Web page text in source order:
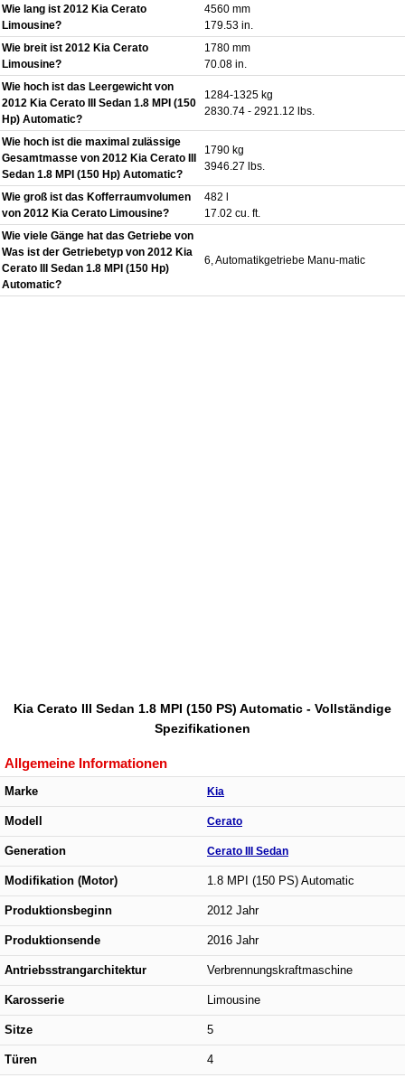
Wie lang ist 2012 Kia Cerato
Limousine?
4560 mm
179.53 in.
Wie breit ist 2012 Kia Cerato
Limousine?
1780 mm
70.08 in.
Wie hoch ist das Leergewicht von
2012 Kia Cerato III Sedan 1.8 MPI (150
Hp) Automatic?
1284-1325 kg
2830.74 - 2921.12 lbs.
Wie hoch ist die maximal zulässige
Gesamtmasse von 2012 Kia Cerato III
Sedan 1.8 MPI (150 Hp) Automatic?
1790 kg
3946.27 lbs.
Wie groß ist das Kofferraumvolumen
von 2012 Kia Cerato Limousine?
482 l
17.02 cu. ft.
Wie viele Gänge hat das Getriebe von
Was ist der Getriebetyp von 2012 Kia
Cerato III Sedan 1.8 MPI (150 Hp)
Automatic?
6, Automatikgetriebe Manu-matic
Kia Cerato III Sedan 1.8 MPI (150 PS) Automatic - Vollständige
Spezifikationen
Allgemeine Informationen
Marke Kia
Modell Cerato
Generation Cerato III Sedan
Modifikation (Motor) 1.8 MPI (150 PS) Automatic
Produktionsbeginn 2012 Jahr
Produktionsende 2016 Jahr
Antriebsstrangarchitektur Verbrennungskraftmaschine
Karosserie Limousine
Sitze 5
Türen 4